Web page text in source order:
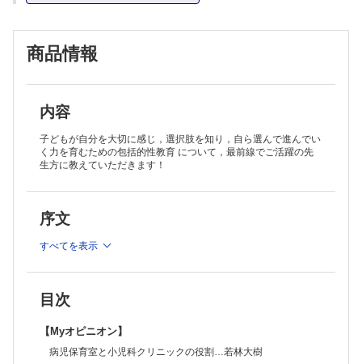
(企画の言葉…髙橋幸子)
2 多様なセクシュアリティ…坂井雄貴
3 ジェンダー平等が基盤にある性教育…只隈希実
6 「同意」ってなに？ ～大切なのは，Noを受け止めてもらった経
験の積み重ね～…中井はるの
7 性被害から子どもを守る！～知っておきたい「暴力定規」～…安發
明子
8 性暴力を許さない社会を ～加害者がとらわれる「男らしさの病」
10 妊娠は計画できる，月経は調整できる…池田裕美枝
11 知らないまま後悔しないで～がんを予防する機会を逃した医療系
学生による，子宮頸がん予防啓発の展望～…中島花音
12 選択肢を知り，自分でつかみ取る！を支える「まるっとまなブッ
◆子どもに薬を飲んでもらえる！ とっておきの服薬指導 第4回
子どもの心と体をはぐくむ 住まい空間・あそび空間 第5回
◆こどもまんなか！ スクールソーシャルワーカー 第8回
商品情報
内容
子どもが自分を大切に感じ，選択肢を知り，自ら選んで進んでい
く力を育むための包括的性教育 について，最前線でご活躍の先
生方に教えていただきます！
序文
すべてを表示
目次
【Myオピニオン】
病児保育室と小児科クリニックの役割…若林大樹